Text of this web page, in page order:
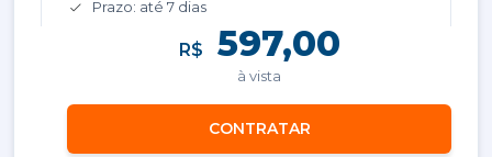
Prazo: até 7 dias
R$ 597,00
à vista
CONTRATAR